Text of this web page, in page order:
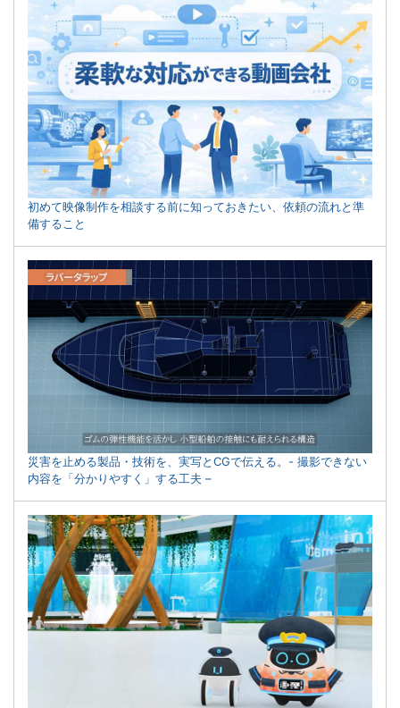
初めて映像制作を相談する前に知っておきたい、依頼の流れと準
備すること
災害を止める製品・技術を、実写とCGで伝える。- 撮影できない
内容を「分かりやすく」する工夫 –